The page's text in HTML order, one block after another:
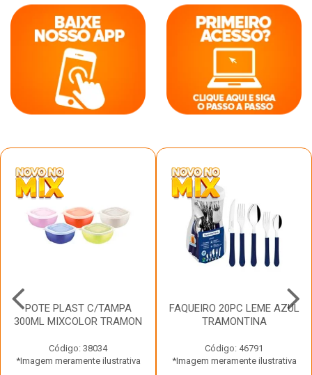
POTE PLAST C/TAMPA
300ML MIXCOLOR TRAMON
Código: 38034
*Imagem meramente ilustrativa
FAQUEIRO 20PC LEME AZUL
TRAMONTINA
Código: 46791
*Imagem meramente ilustrativa